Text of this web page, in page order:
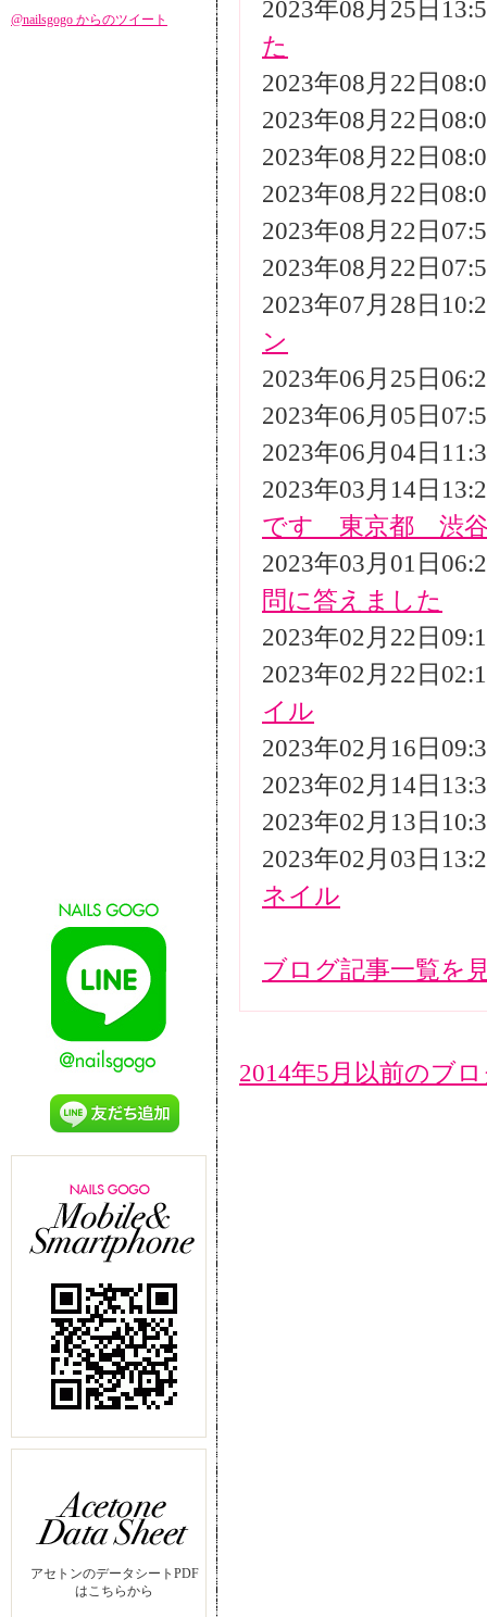
2023年08月25日
た
2023年08月22日
2023年08月22日
2023年08月22日
2023年08月22日
2023年08月22日
2023年08月22日
2023年07月28日
ン
2023年06月25日
2023年06月05日
2023年06月04日
2023年03月14日
です 東京都 渋
2023年03月01日
問に答えました
2023年02月22日
2023年02月22日
イル
2023年02月16日
2023年02月14日
2023年02月13日
2023年02月03日
ネイル
ブログ記事一覧を
2014年5月以前のブ
@nailsgogo からのツイート
アセトンのデータシートPDF
はこちらから